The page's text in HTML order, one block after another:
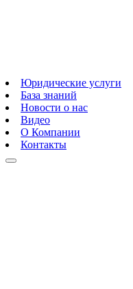
Юридические услуги
База знаний
Новости о нас
Видео
О Компании
Контакты